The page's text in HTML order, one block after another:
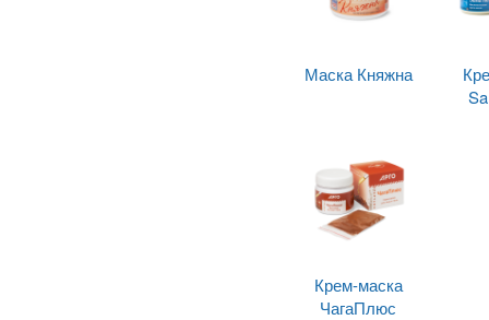
Маска Княжна
Крем-маска
ЧагаПлюс